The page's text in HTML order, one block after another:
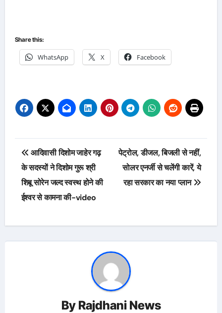
Share this:
WhatsApp X Facebook
Post
navigation
आदिवासी दिशोम जाहेर गढ़
के सदस्यों ने दिशोम गुरू श्री
शिबू सोरेन जल्द स्वस्थ होने की
ईश्वर से कामना की-video
पेट्रोल, डीजल, बिजली से नहीं,
सोलर एनर्जी से चलेंगी कारें, ये
रहा सरकार का नया प्लान
By Rajdhani News